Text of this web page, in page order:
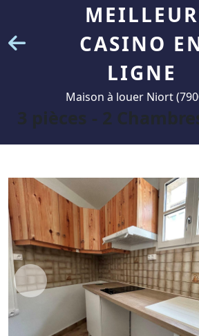
MEILLEUR
CASINO
LIGNE
Maison à louer Niort
3 pièces - 2